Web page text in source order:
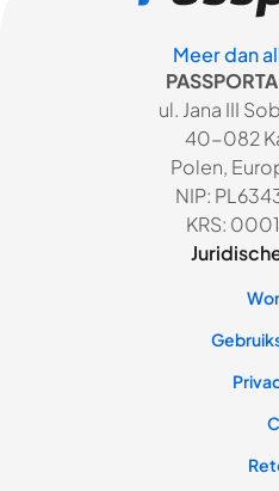
Meer dan
ul. Jana III
40-082
Polen,
NIP:
KRS: